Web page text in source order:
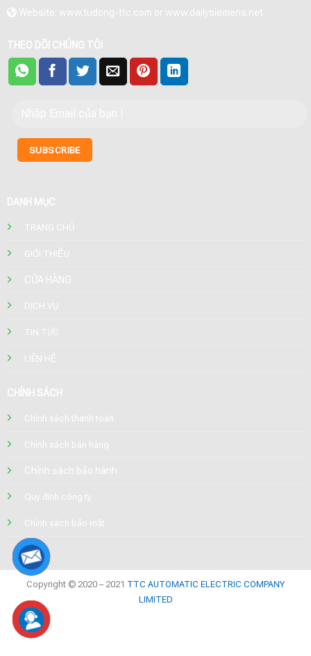
Website: www.tudong-ttc.com or www.dailysiemens.net
THEO DÕI CHÚNG TÔI
DANH MỤC
TRANG CHỦ
GIỚI THIỆU
CỬA HÀNG
DỊCH VỤ
TIN TỨC
LIÊN HỆ
CHÍNH SÁCH
Chính sách thanh toán
Chính sách bán hàng
Chính sách bảo hành
Quy định công ty
Chính sách bảo mật
Copyright © 2020 – 2021 TTC AUTOMATIC ELECTRIC COMPANY
LIMITED